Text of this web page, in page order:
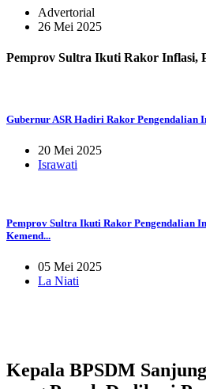
Advertorial
26 Mei 2025
Pemprov Sultra Ikuti Rakor Inflasi,
Gubernur ASR Hadiri Rakor Pengendalian
20 Mei 2025
Israwati
Pemprov Sultra Ikuti Rakor Pengendalian
Kemend...
05 Mei 2025
La Niati
Kepala BPSDM